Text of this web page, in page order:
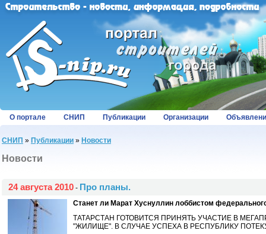
О портале СНИП Публикации Организации
СНИП » Публикации » Новости
Новости
24 августа 2010 - Про планы.
Станет ли Марат Хуснуллин лоббистом
ТАТАРСТАН ГОТОВИТСЯ ПРИНЯТЬ УЧАСТИЕ В
"ЖИЛИЩЕ". В СЛУЧАЕ УСПЕХА В РЕСПУБЛИКУ